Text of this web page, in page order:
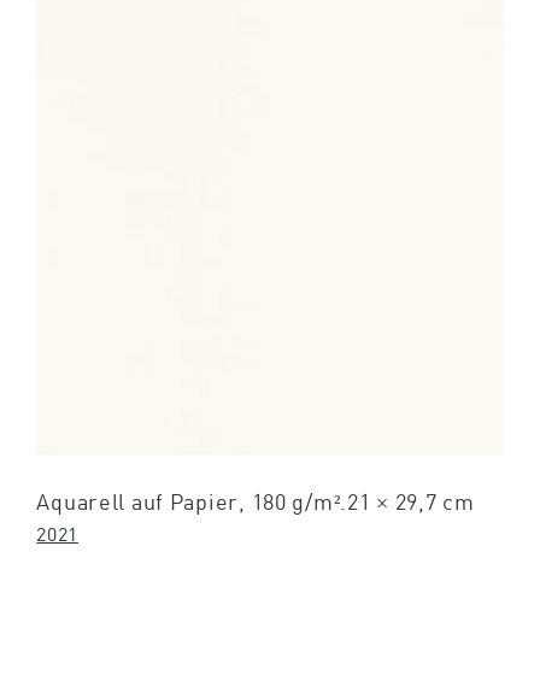
Aquarell auf Papier, 180 g/m².21 × 29,7 cm
2021